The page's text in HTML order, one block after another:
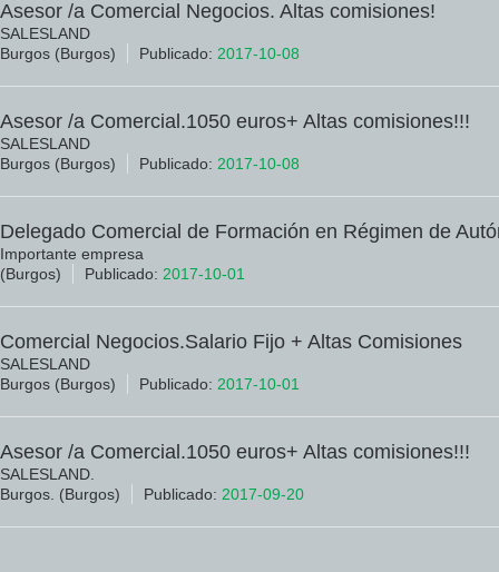
Asesor /a Comercial Negocios. Altas comisiones!
SALESLAND
Burgos (Burgos)
Publicado: 2017-10-08
Asesor /a Comercial.1050 euros+ Altas comisiones!!!
SALESLAND
Burgos (Burgos)
Publicado: 2017-10-08
Delegado Comercial de Formación en Régimen de
Importante empresa
(Burgos)
Publicado: 2017-10-01
Comercial Negocios.Salario Fijo + Altas Comisiones
SALESLAND
Burgos (Burgos)
Publicado: 2017-10-01
Asesor /a Comercial.1050 euros+ Altas comisiones!!!
SALESLAND.
Burgos. (Burgos)
Publicado: 2017-09-20